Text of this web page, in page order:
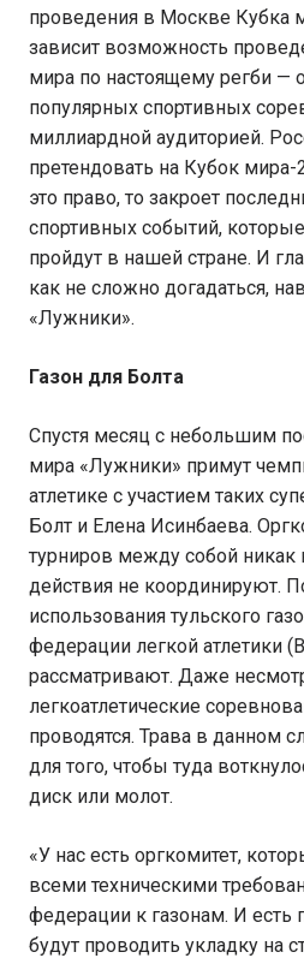
проведения в Москве Кубка
зависит возможность
мира по настоящему регби —
популярных спортивных
миллиардной аудиторией.
претендовать на Кубок мира-
это право, то закроет
спортивных событий,
пройдут в нашей стране. И
как не сложно догадаться,
«Лужники».
Газон для Болта
Спустя месяц с небольшим
мира «Лужники» примут
атлетике с участием таких
Болт и Елена Исинбаева.
турниров между собой никак
действия не координируют.
использования тульского
федерации легкой атлетики
рассматривают. Даже
легкоатлетические
проводятся. Трава в данном
для того, чтобы туда
диск или молот.
«У нас есть оргкомитет,
всеми техническими
федерации к газонам. И есть
будут проводить укладку на